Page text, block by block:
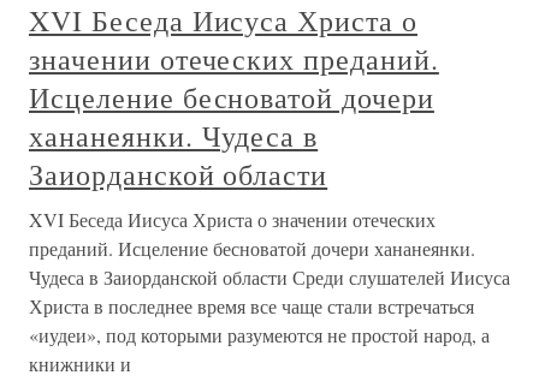
XVI Беседа Иисуса Христа о
значении отеческих преданий.
Исцеление бесноватой дочери
хананеянки. Чудеса в
Заиорданской области
XVI Беседа Иисуса Христа о значении отеческих
преданий. Исцеление бесноватой дочери хананеянки.
Чудеса в Заиорданской области Среди слушателей Иисуса
Христа в последнее время все чаще стали встречаться
«иудеи», под которыми разумеются не простой народ, а
книжники и